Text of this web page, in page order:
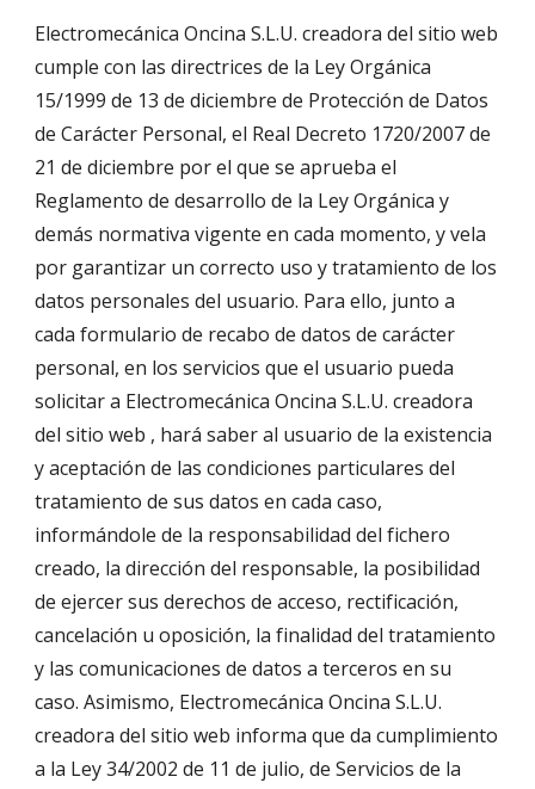
Electromecánica Oncina S.L.U. creadora del sitio web
cumple con las directrices de la Ley Orgánica
15/1999 de 13 de diciembre de Protección de Datos
de Carácter Personal, el Real Decreto 1720/2007 de
21 de diciembre por el que se aprueba el
Reglamento de desarrollo de la Ley Orgánica y
demás normativa vigente en cada momento, y vela
por garantizar un correcto uso y tratamiento de los
datos personales del usuario. Para ello, junto a
cada formulario de recabo de datos de carácter
personal, en los servicios que el usuario pueda
solicitar a Electromecánica Oncina S.L.U. creadora
del sitio web , hará saber al usuario de la existencia
y aceptación de las condiciones particulares del
tratamiento de sus datos en cada caso,
informándole de la responsabilidad del fichero
creado, la dirección del responsable, la posibilidad
de ejercer sus derechos de acceso, rectificación,
cancelación u oposición, la finalidad del tratamiento
y las comunicaciones de datos a terceros en su
caso. Asimismo, Electromecánica Oncina S.L.U.
creadora del sitio web informa que da cumplimiento
a la Ley 34/2002 de 11 de julio, de Servicios de la